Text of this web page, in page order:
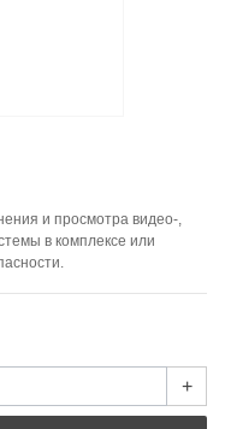
и просмотра видео-,
в комплексе или
+